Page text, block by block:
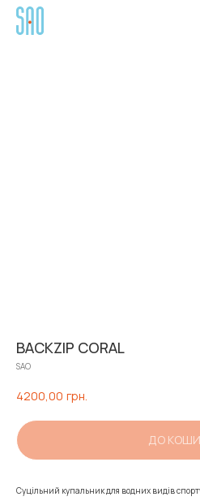
BACKZIP CORAL
SAO
4200,00 грн.
ДО
Суцільний купальник для водних видів